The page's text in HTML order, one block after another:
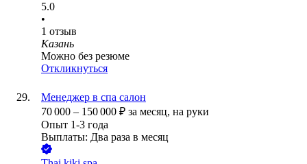
5.0
•
1 отзыв
Казань
Можно без резюме
Откликнуться
Менеджер в спа салон
70 000 – 150 000 ₽ за месяц, на руки
Опыт 1-3 года
Выплаты: Два раза в месяц